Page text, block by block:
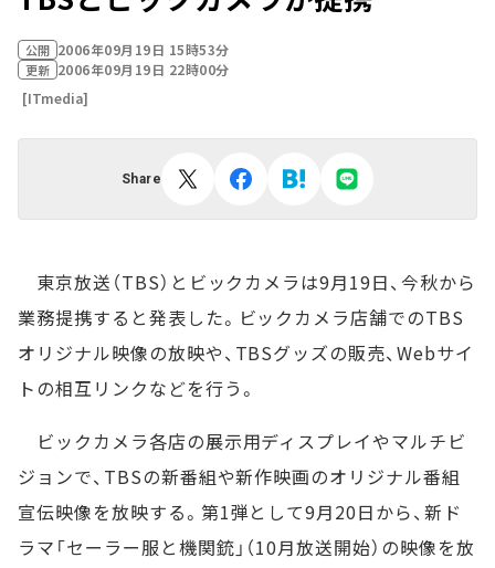
公開 2006年09月19日 15時53分
更新 2006年09月19日 22時00分
[ITmedia]
Share
東京放送（TBS）とビックカメラは9月19日、今秋から
業務提携すると発表した。ビックカメラ店舗でのTBS
オリジナル映像の放映や、TBSグッズの販売、Webサイ
トの相互リンクなどを行う。
ビックカメラ各店の展示用ディスプレイやマルチビ
ジョンで、TBSの新番組や新作映画のオリジナル番組
宣伝映像を放映する。第1弾として9月20日から、新ド
ラマ「セーラー服と機関銃」（10月放送開始）の映像を放